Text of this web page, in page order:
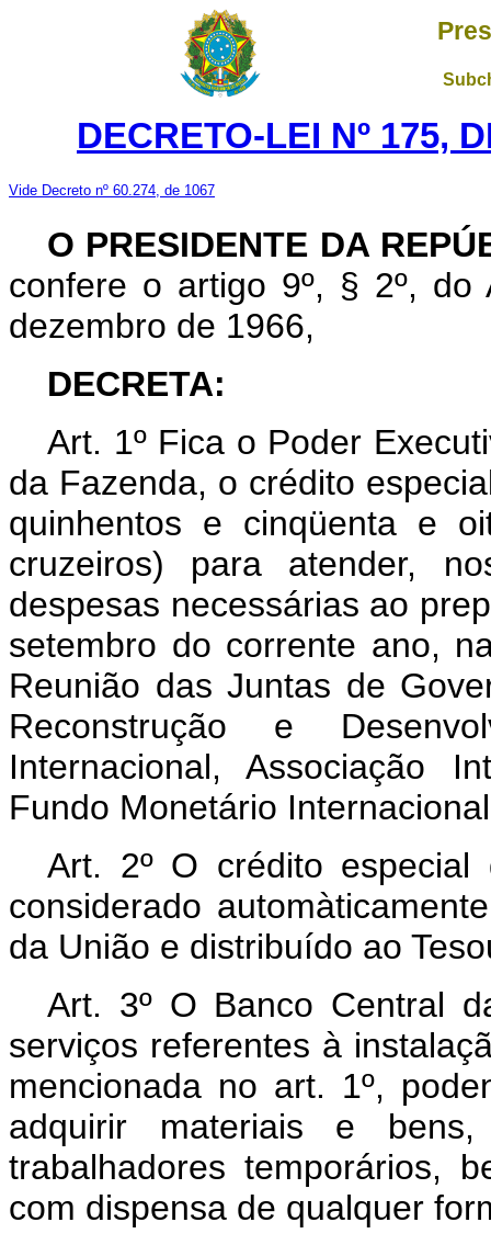
DECRETO-LEI Nº 175,
Vide Decreto nº 60.274, de 1067
O PRESIDENTE DA
confere o artigo 9º, § 2º,
dezembro de 1966,
DECRETA:
Art. 1º Fica o Poder
da Fazenda, o crédito
quinhentos e cinqüenta e
cruzeiros) para atender,
despesas necessárias ao
setembro do corrente ano,
Reunião das Juntas de
Reconstrução e
Internacional, Associação
Fundo Monetário
Art. 2º O crédito
considerado
da União e distribuído ao
Art. 3º O Banco Central
serviços referentes à
mencionada no art. 1º,
adquirir materiais e
trabalhadores temporários,
com dispensa de qualquer